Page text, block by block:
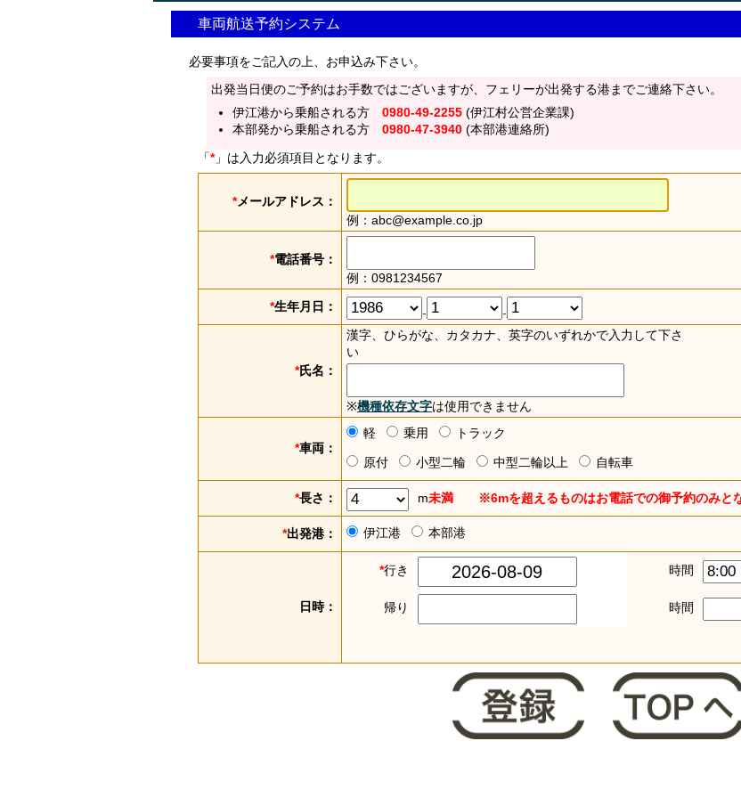
車両航送予約システム
必要事項をご記入の上、お申込み下さい。
出発当日便のご予約はお手数ではございますが、フェリーが出発する港までご連絡下さい。
伊江港から乗船される方 0980-49-2255 (伊江村公営企業課)
本部発から乗船される方 0980-47-3940 (本部港連絡所)
「*」は入力必須項目となります。
*メールアドレス：
例：abc@example.co.jp
*電話番号：
例：0981234567
*生年月日： - -
*氏名：
漢字、ひらがな、カタカナ、英字のいずれかで入力して下さ
い
※機種依存文字は使用できません
*車両：
軽 乗用 トラック
原付 小型二輪 中型二輪以上 自転車
*長さ： m未満 ※6mを超えるものはお電話での御予約のみとな
*出発港： 伊江港 本部港
日時：
*行き 時間
帰り 時間